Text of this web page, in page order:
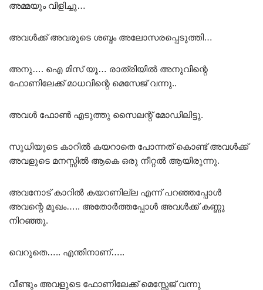
അമ്മയും വിളിച്ചു…
അവൾക്ക് അവരുടെ ശബ്ദം അലോസരപ്പെടുത്തി…
അനു…. ഐ മിസ് യൂ… രാത്രിയിൽ അനുവിന്റെ
ഫോണിലേക്ക് മാധവിന്റെ മെസേജ് വന്നു..
അവൾ ഫോൺ എടുത്തു സൈലന്റ് മോഡിലിട്ടു.
സുധിയുടെ കാറിൽ കയറാതെ പോന്നത് കൊണ്ട് അവൾക്ക്
അവളുടെ മനസ്സിൽ ആകെ ഒരു നീറ്റൽ ആയിരുന്നു.
അവനോട് കാറിൽ കയറണില്ല എന്ന് പറഞ്ഞപ്പോൾ
അവന്റെ മുഖം….. അതോർത്തപ്പോൾ അവൾക്ക് കണ്ണു
നിറഞ്ഞു.
വെറുതെ….. എന്തിനാണ്…..
വീണ്ടും അവളുടെ ഫോണിലേക്ക് മെസ്സേജ് വന്നു